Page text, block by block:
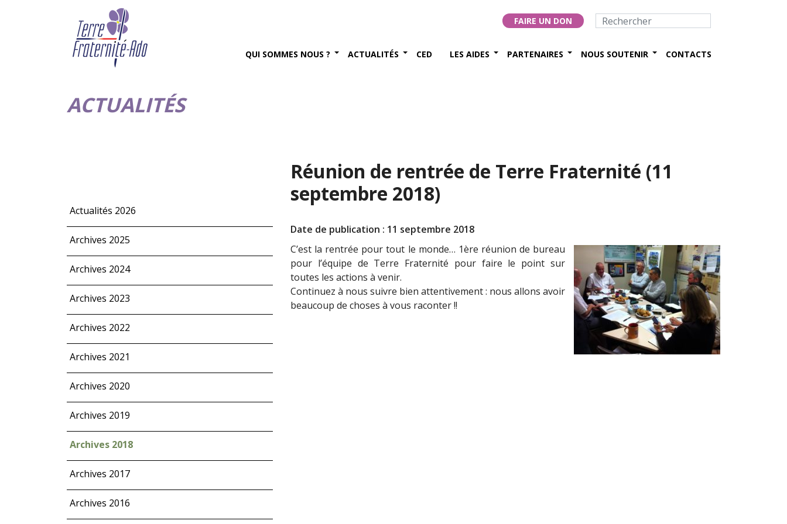
FAIRE UN DON
QUI SOMMES NOUS ? ACTUALITÉS CED LES AIDES PARTENAIRES NOUS SOUTENIR CONTACTS
ACTUALITÉS
Actualités 2026
Archives 2025
Archives 2024
Archives 2023
Archives 2022
Archives 2021
Archives 2020
Archives 2019
Archives 2018
Archives 2017
Archives 2016
Réunion de rentrée de Terre Fraternité (11
septembre 2018)
Date de publication : 11 septembre 2018
C’est la rentrée pour tout le monde… 1ère réunion de bureau
pour l’équipe de Terre Fraternité pour faire le point sur
toutes les actions à venir.
Continuez à nous suivre bien attentivement : nous allons avoir
beaucoup de choses à vous raconter !!